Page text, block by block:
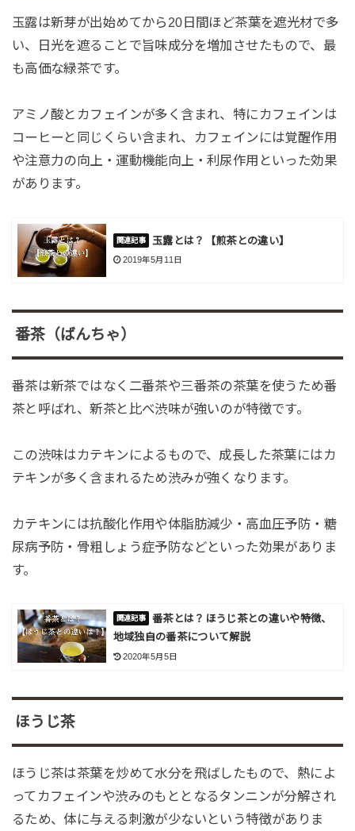
玉露は新芽が出始めてから20日間ほど茶葉を遮光材で多
い、日光を遮ることで旨味成分を増加させたもので、最
も高価な緑茶です。
アミノ酸とカフェインが多く含まれ、特にカフェインは
コーヒーと同じくらい含まれ、カフェインには覚醒作用
や注意力の向上・運動機能向上・利尿作用といった効果
があります。
玉露とは？【煎茶との違い】
2019年5月11日
番茶（ばんちゃ）
番茶は新茶ではなく二番茶や三番茶の茶葉を使うため番
茶と呼ばれ、新茶と比べ渋味が強いのが特徴です。
この渋味はカテキンによるもので、成長した茶葉にはカ
テキンが多く含まれるため渋みが強くなります。
カテキンには抗酸化作用や体脂肪減少・高血圧予防・糖
尿病予防・骨粗しょう症予防などといった効果がありま
す。
番茶とは？ほうじ茶との違いや特徴、
地域独自の番茶について解説
2020年5月5日
ほうじ茶
ほうじ茶は茶葉を炒めて水分を飛ばしたもので、熱によ
ってカフェインや渋みのもととなるタンニンが分解され
るため、体に与える刺激が少ないという特徴がありま